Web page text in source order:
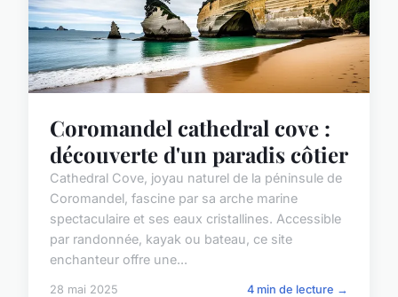
Coromandel cathedral cove :
découverte d'un paradis côtier
Cathedral Cove, joyau naturel de la péninsule de
Coromandel, fascine par sa arche marine
spectaculaire et ses eaux cristallines. Accessible
par randonnée, kayak ou bateau, ce site
enchanteur offre une...
28 mai 2025 4 min de lecture →